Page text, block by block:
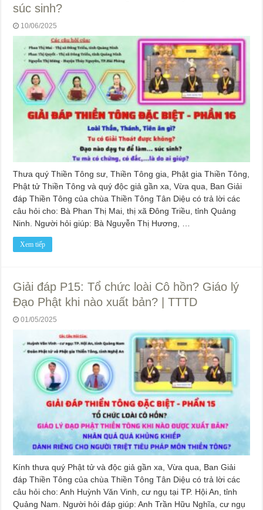
súc sinh?
10/06/2025
Thưa quý Thiền Tông sư, Thiền Tông gia, Phật gia Thiền Tông,
Phật tử Thiền Tông và quý độc giả gần xa, Vừa qua, Ban Giải
đáp Thiền Tông của chùa Thiền Tông Tân Diệu có trả lời các
câu hỏi cho: Bà Phan Thị Mai, thị xã Đông Triều, tỉnh Quảng
Ninh. Người hỏi giúp: Bà Nguyễn Thị Hương, …
Xem tiếp
Giải đáp P15: Tổ chức loài Cô hồn? Giáo lý
Đạo Phật khi nào xuất bản? | TTTD
01/05/2025
Kính thưa quý Phật tử và độc giả gần xa, Vừa qua, Ban Giải
đáp Thiền Tông của chùa Thiền Tông Tân Diệu có trả lời các
câu hỏi cho: Anh Huỳnh Văn Vinh, cư ngụ tại TP. Hội An, tỉnh
Quảng Nam. Người hỏi đáp giúp: Anh Trần Hữu Nghĩa, cư ngụ